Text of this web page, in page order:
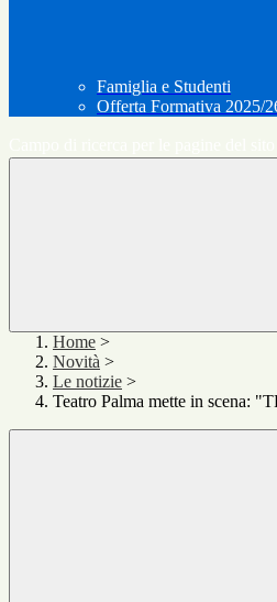
Famiglia e Studenti
Offerta Formativa 2025/
Home >
Novità >
Le notizie >
Teatro Palma mette in scena: